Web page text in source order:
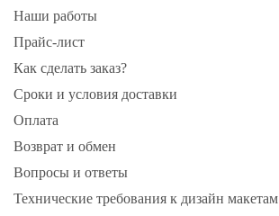
Наши работы
Прайс-лист
Как сделать заказ?
Сроки и условия доставки
Оплата
Возврат и обмен
Вопросы и ответы
Технические требования к дизайн макетам